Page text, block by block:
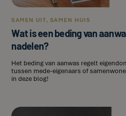
SAMEN UIT, SAMEN HUIS
Wat is een beding van
nadelen?
Het beding van aanwas regelt
tussen mede-eigenaars of
in deze blog!